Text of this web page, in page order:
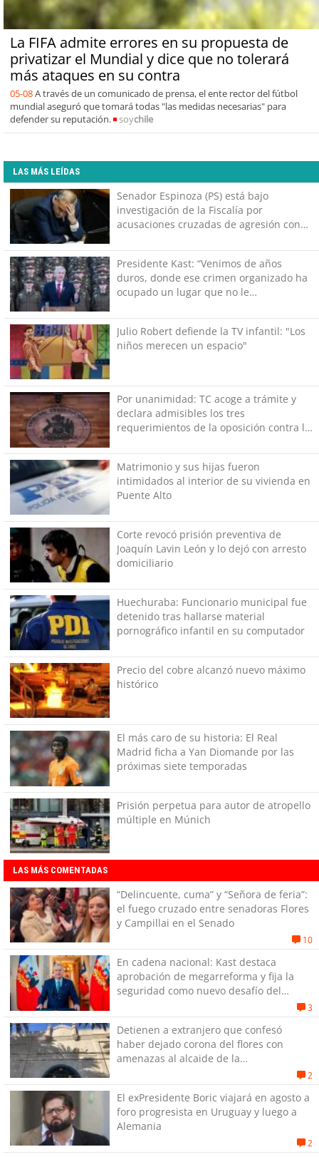
La FIFA admite errores en su propuesta de
privatizar el Mundial y dice que no tolerará
más ataques en su contra
05-08A través de un comunicado de prensa, el ente rector del fútbol
mundial aseguró que tomará todas "las medidas necesarias" para
defender su reputación.
soychile
LAS MÁS LEÍDAS
Senador Espinoza (PS) está bajo
investigación de la Fiscalía por
acusaciones cruzadas de agresión con
Presidente Kast: “Venimos de años
duros, donde ese crimen organizado ha
ocupado un lugar que no le
Julio Robert defiende la TV infantil: "Los
niños merecen un espacio"
Por unanimidad: TC acoge a trámite y
declara admisibles los tres
requerimientos de la oposición contra la
Matrimonio y sus hijas fueron
intimidados al interior de su vivienda en
Puente Alto
Corte revocó prisión preventiva de
Joaquín Lavin León y lo dejó con arresto
domiciliario
Huechuraba: Funcionario municipal fue
detenido tras hallarse material
pornográfico infantil en su computador
Precio del cobre alcanzó nuevo máximo
histórico
El más caro de su historia: El Real
Madrid ficha a Yan Diomande por las
próximas siete temporadas
Prisión perpetua para autor de atropello
múltiple en Múnich
LAS MÁS COMENTADAS
“Delincuente, cuma” y “Señora de feria”:
el fuego cruzado entre senadoras Flores
y Campillai en el Senado
10
En cadena nacional: Kast destaca
aprobación de megarreforma y fija la
seguridad como nuevo desafío del
3
Detienen a extranjero que confesó
haber dejado corona del flores con
amenazas al alcaide de la
2
El exPresidente Boric viajará en agosto a
foro progresista en Uruguay y luego a
Alemania
2